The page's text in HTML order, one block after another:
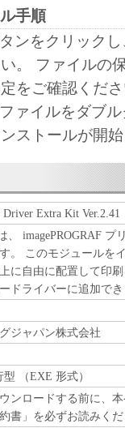
ア」のインスト
なります。
きない場合には
本ソフトウエア
エア」を、キ
リンタ」と言い
続される複数の
使用」とは、「
媒体上にインス
おいて表示する
もしくは実行す
ことができます
を使用すること
ーザ（以下「指
の下で、「許諾
手順
ンをクリック
。 ファイルの
をご確認くだ
ァイルをダブ
ストールが開
Extra Kit Ver.2.41
、 imagePROGRAF プ
。 このモジュールを
に自由に配置して印
ドライバーに追加で
ジャパン株式会社
（EXE 形式）
ンロードする前に、
書」を必ずお読みく